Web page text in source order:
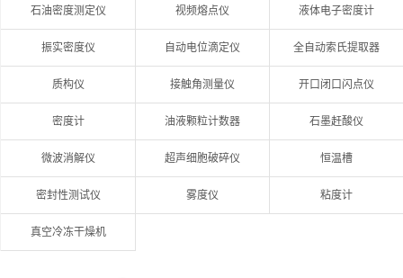
石油密度测定仪 视频熔点仪 液体电子密度计
振实密度仪 自动电位滴定仪 全自动索氏提取器
质构仪 接触角测量仪 开口闭口闪点仪
密度计 油液颗粒计数器 石墨赶酸仪
微波消解仪 超声细胞破碎仪 恒温槽
密封性测试仪 雾度仪 粘度计
真空冷冻干燥机